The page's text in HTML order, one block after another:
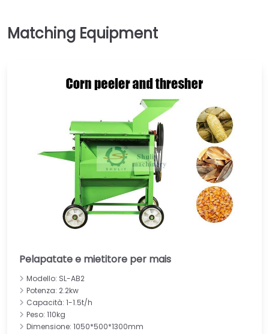
Pelapatate e mietitore per mais
Modello: SL-AB2
Potenza: 2.2kw
Capacità: 1-1.5t/h
Peso: 110kg
Dimensione: 1050*500*1300mm